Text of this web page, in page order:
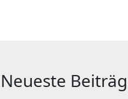
Neueste